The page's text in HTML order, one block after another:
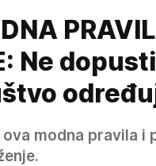
Ne
modna pravila i